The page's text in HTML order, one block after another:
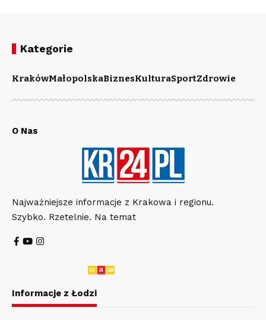
Kategorie
KrakówMałopolskaBiznesKulturaSportZdrowie
O Nas
Najważniejsze informacje z Krakowa i regionu.
Szybko. Rzetelnie. Na temat
Informacje z Łodzi